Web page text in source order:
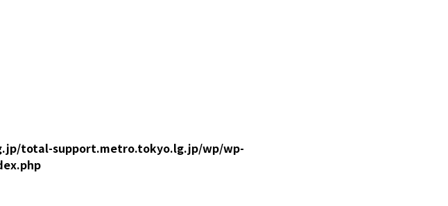
total-support.metro.tokyo.lg.jp/wp/wp-